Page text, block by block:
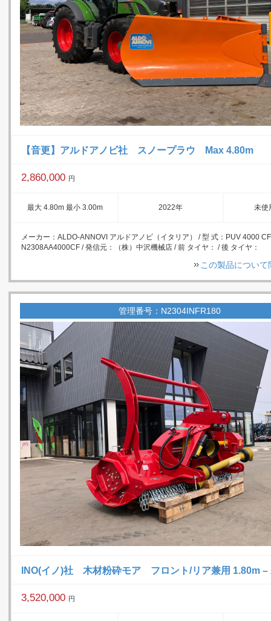
【音更】アルドアノビ社 スノープラウ Max 4.80m
2,860,000 円
最大 4.80m 最小 3.00m 2022年 未使
メーカー：ALDO-ANNOVI アルドアノビ（イタリア） / 型 式：PUV 4000
N2308AA4000CF / 発信元：（株）中沢機械店 / 前 タイヤ： / 後 タイヤ：
この製品について
管理番号：N2304INFR180
INO(イノ)社 木材粉砕モア フロント/リア兼用 1.80m –
3,520,000 円